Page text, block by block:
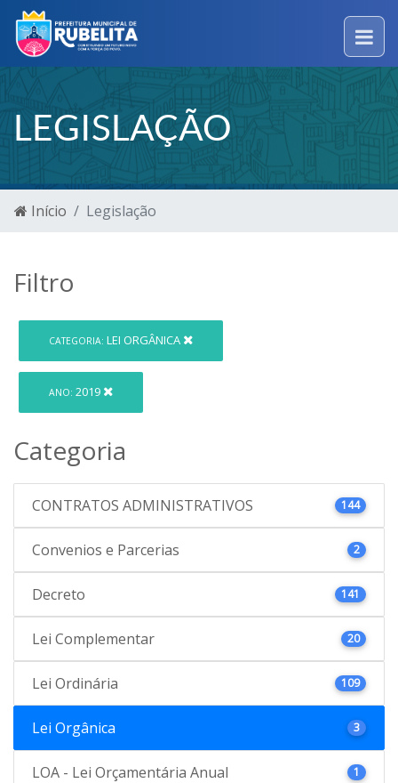
LEGISLAÇÃO
Início Legislação
Filtro
CATEGORIA: LEI ORGÂNICA
ANO: 2019
Categoria
CONTRATOS ADMINISTRATIVOS 144
Convenios e Parcerias 2
Decreto 141
Lei Complementar 20
Lei Ordinária 109
Lei Orgânica 3
LOA - Lei Orçamentária Anual 1